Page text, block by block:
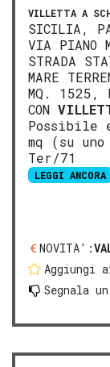
VILLETTA A
SICILIA,
VIA PIANO
STRADA
MARE
MQ. 1525,
CON
Possibile
mq (su
Ter/71
LEGGI ANCORA
NOVITA':
Aggiungi
Segnala